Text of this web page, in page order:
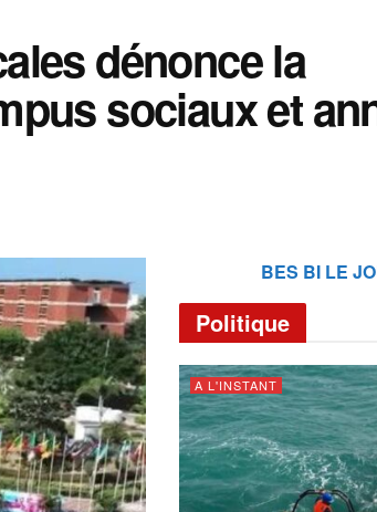
dénonce la
sociaux et
BES BI LE
Politique
A L'INSTANT